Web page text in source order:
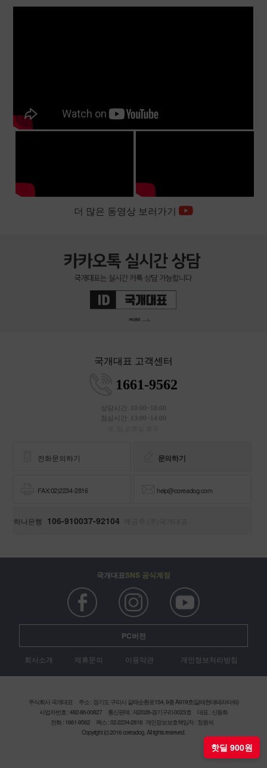
더 많은 동영상 보러가기
국개대표 고객센터
1661-9562
상담시간: 10:00~18:00
점심시간: 13:00~14:00
전화문의하기 문의하기
FAX:02)2234-2816 help@coreadog.com
하나은행 106-910037-92104
국개대표SNS 공식계정
PC버전
회사소개 제휴문의 이용약관 개인정보처리방침
주식회사 국개대표
주소 : 경기도 구리시 갈매순환로154, 9층 A919호(갈매현대테라타워)
사업자번호 : 482-86-00827
통신판매 : 제2026-경기구리-0023호
대표 : 신동화
전화 : 1661-9562
팩스 : 02-2234-2816 개인정보보호책임자 : 정원석
Copyright (c) 2016 coreadog. All rights reserved.
핫딜 900원